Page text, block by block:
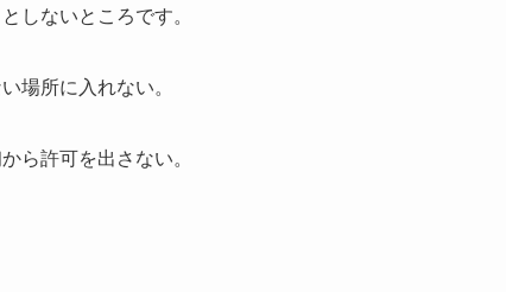
しないところです。
場所に入れない。
ら許可を出さない。